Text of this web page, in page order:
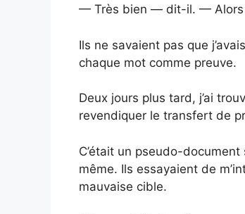
— Très bien — dit-il. — Alors
Ils ne savaient pas que
chaque mot comme preuve.
Deux jours plus tard, j’ai
revendiquer le transfert de
C’était un pseudo-
même. Ils essayaient de
mauvaise cible.